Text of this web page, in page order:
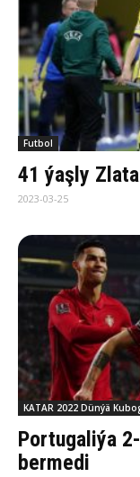
Futbol
41 ýaşly
2023-03-25
KATAR 2022 Dünýä
Portugaliýa
bermedi